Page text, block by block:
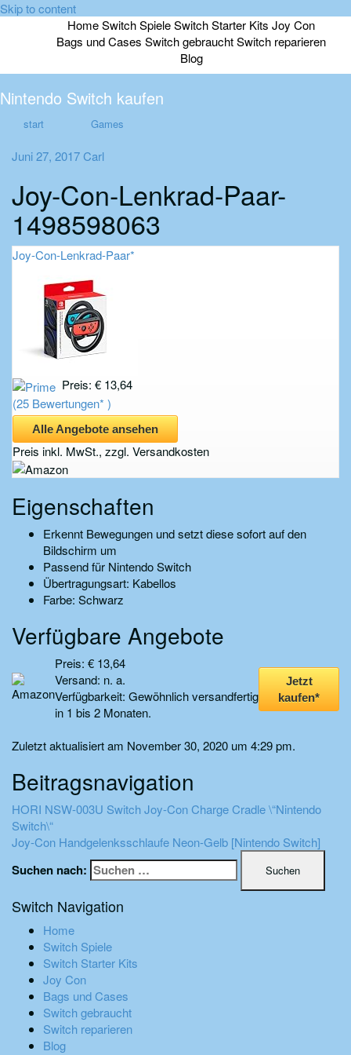
Skip to content
HomeSwitch SpieleSwitch Starter Kits Joy Con
Bags und Cases Switch gebrauchtSwitch reparieren
Blog
Nintendo Switch kaufen
start Games
Juni 27, 2017 Carl
Joy-Con-Lenkrad-Paar-
1498598063
Joy-Con-Lenkrad-Paar*
Preis: € 13,64
(25 Bewertungen* )
Alle Angebote ansehen
Preis inkl. MwSt., zzgl. Versandkosten
Eigenschaften
Erkennt Bewegungen und setzt diese sofort auf den
Bildschirm um
Passend für Nintendo Switch
Übertragungsart: Kabellos
Farbe: Schwarz
Verfügbare Angebote
Preis: € 13,64
Versand: n. a.
Verfügbarkeit: Gewöhnlich versandfertig
in 1 bis 2 Monaten.
Jetzt
kaufen*
Zuletzt aktualisiert am November 30, 2020 um 4:29 pm.
Beitragsnavigation
HORI NSW-003U Switch Joy-Con Charge Cradle \“Nintendo
Switch\“
Joy-Con Handgelenksschlaufe Neon-Gelb [Nintendo Switch]
Suchen nach:
Switch Navigation
Home
Switch Spiele
Switch Starter Kits
Joy Con
Bags und Cases
Switch gebraucht
Switch reparieren
Blog